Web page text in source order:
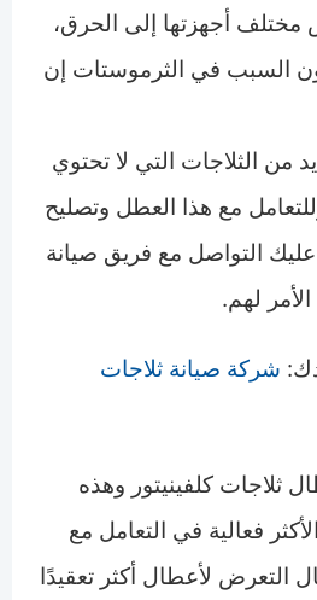
مختلف أجهزتها إلى الحرق،
السبب في الثرموستات إن
من الثلاجات التي لا تحتوي
مع هذا العطل وتصليح
التواصل مع فريق صيانة
لهم.
شركة صيانة ثلاجات
ثلاجات كلفينيتور وهذه
فعالية في التعامل مع
التعرض لأعطال أكثر تعقيدًا